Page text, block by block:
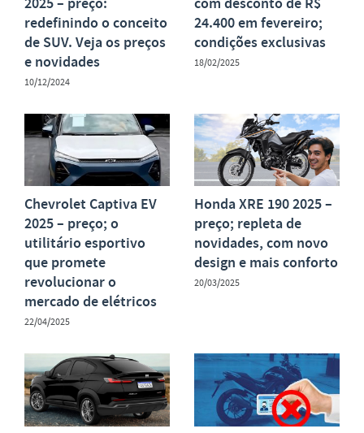
redefinindo o conceito
de SUV. Veja os preços
e novidades
10/12/2024
24.400 em fevereiro;
condições exclusivas
18/02/2025
Chevrolet Captiva EV
2025 – preço; o
utilitário esportivo
que promete
revolucionar o
mercado de elétricos
22/04/2025
Honda XRE 190 2025 –
preço; repleta de
novidades, com novo
design e mais conforto
20/03/2025